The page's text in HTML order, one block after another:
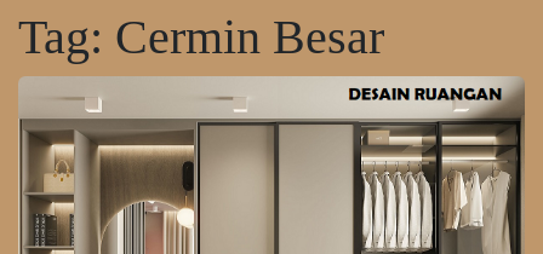
Tag: Cermin Besar